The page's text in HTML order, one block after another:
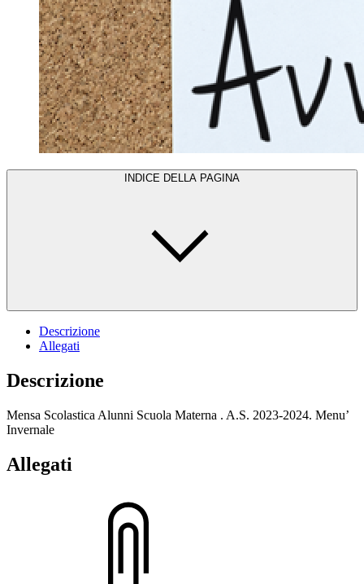
INDICE DELLA PAGINA
Descrizione
Allegati
Descrizione
Mensa Scolastica Alunni Scuola Materna . A.S. 2023-2024. Menu’
Invernale
Allegati